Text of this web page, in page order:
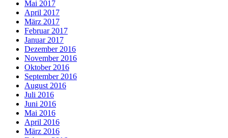
Mai 2017
April 2017
März 2017
Februar 2017
Januar 2017
Dezember 2016
November 2016
Oktober 2016
September 2016
August 2016
Juli 2016
Juni 2016
Mai 2016
April 2016
März 2016